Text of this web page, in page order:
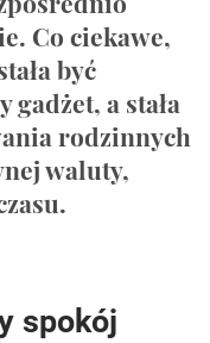
Co ciekawe,
być
a stała
rodzinnych
waluty,
spokój